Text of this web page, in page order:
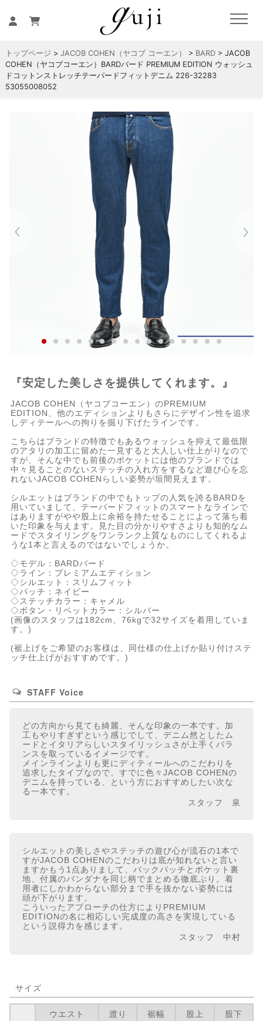
トップページ > JACOB COHEN（ヤコブ コーエン） > BARD> JACOB
COHEN（ヤコブコーエン）BARDバード PREMIUM EDITION ウォッシュ
ドコットンストレッチテーパードフィットデニム 226-32283
53055008052
『安定した美しさを提供してくれます。』
JACOB COHEN（ヤコブコーエン）のPREMIUM
EDITION、他のエディションよりもさらにデザイン性を追求
しディテールへの拘りを掘り下げたラインです。
こちらはブランドの特徴でもあるウォッシュを抑えて最低限
のアタリの加工に留めた一見すると大人しい仕上がりなので
すが、そんな中でも前後のポケットには他のブランドでは
中々見ることのないステッチの入れ方をするなど遊び心を忘
れないJACOB COHENらしい姿勢が垣間見えます。
シルエットはブランドの中でもトップの人気を誇るBARDを
用いていまして、テーパードフィットのスマートなラインで
はありますがやや股上に余裕を持たせることによって落ち着
いた印象を与えます。見た目の分かりやすさよりも知的なム
ードでスタイリングをワンランク上質なものにしてくれるよ
うな1本と言えるのではないでしょうか。
◇モデル：BARDバード
◇ライン：プレミアムエディション
◇シルエット：スリムフィット
◇パッチ：ネイビー
◇ステッチカラー：キャメル
◇ボタン・リベットカラー：シルバー
(画像のスタッフは182cm、76kgで32サイズを着用していま
す。)
(裾上げをご希望のお客様は、同仕様の仕上げか貼り付けステ
ッチ仕上げがおすすめです。)
STAFF Voice
どの方向から見ても綺麗、そんな印象の一本です。加
工もやりすぎずという感じでして、デニム然としたム
ードとイタリアらしいスタイリッシュさが上手くバラ
ンスを取っているイメージです。
メインラインよりも更にディティールへのこだわりを
追求したタイプなので、すでに色々JACOB COHENの
デニムを持っている、という方におすすめしたい次な
る一本です。
スタッフ 泉
シルエットの美しさやステッチの遊び心が流石の1本で
すがJACOB COHENのこだわりは底が知れないと言い
ますかもう1点ありまして、バックパッチとポケット裏
地、付属のバンダナを同じ柄でまとめる徹底ぶり。着
用者にしかわからない部分まで手を抜かない姿勢には
頭が下がります。
こういったアプローチの仕方によりPREMIUM
EDITIONの名に相応しい完成度の高さを実現している
という説得力を感じます。
スタッフ 中村
サイズ
ウエスト 渡り 裾幅 股上 股下